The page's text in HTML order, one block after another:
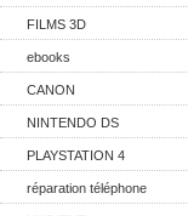
FILMS 3D
ebooks
CANON
NINTENDO DS
PLAYSTATION 4
réparation téléphone